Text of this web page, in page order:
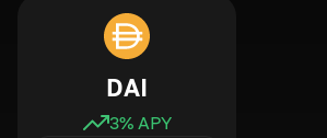
DAI
3% APY